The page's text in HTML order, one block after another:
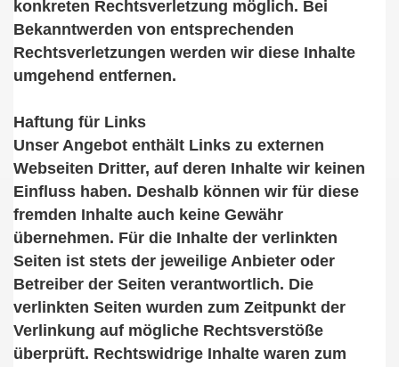
konkreten Rechtsverletzung möglich. Bei
Bekanntwerden von entsprechenden
Rechtsverletzungen werden wir diese Inhalte
umgehend entfernen.
Haftung für Links
Unser Angebot enthält Links zu externen
Webseiten Dritter, auf deren Inhalte wir keinen
Einfluss haben. Deshalb können wir für diese
fremden Inhalte auch keine Gewähr
übernehmen. Für die Inhalte der verlinkten
Seiten ist stets der jeweilige Anbieter oder
Betreiber der Seiten verantwortlich. Die
verlinkten Seiten wurden zum Zeitpunkt der
Verlinkung auf mögliche Rechtsverstöße
überprüft. Rechtswidrige Inhalte waren zum